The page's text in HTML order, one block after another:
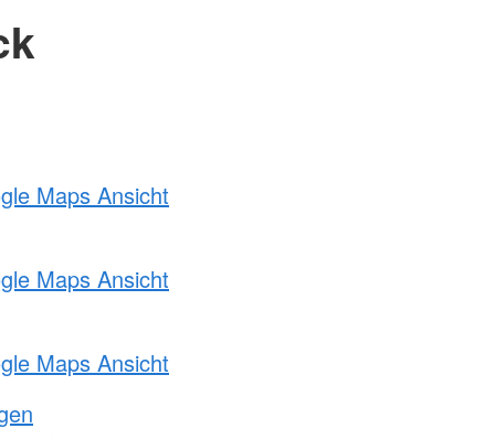
Maps Ansicht
Maps Ansicht
Maps Ansicht